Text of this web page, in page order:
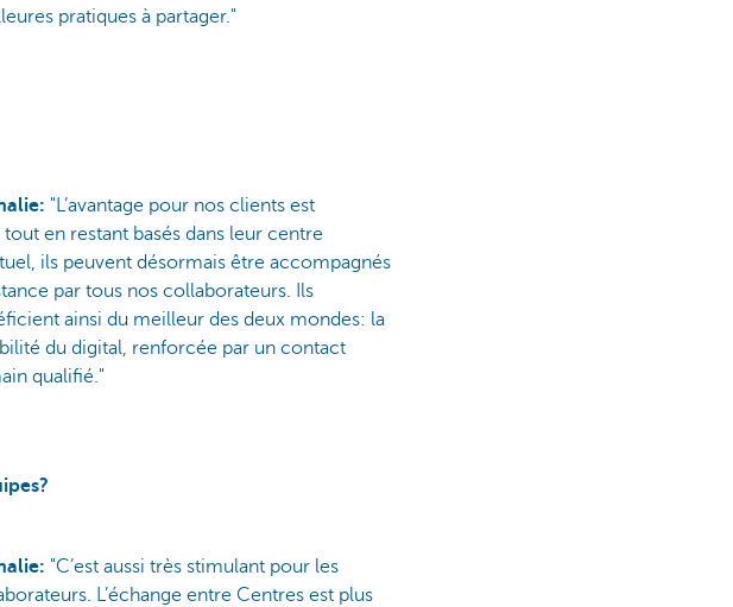
pratiques à partager."
"L’avantage pour nos clients est
tout en restant basés dans leur centre
ils peuvent désormais être accompagnés
par tous nos collaborateurs. Ils
ainsi du meilleur des deux mondes: la
du digital, renforcée par un contact
qualifié."
"C’est aussi très stimulant pour les
L’échange entre Centres est plus